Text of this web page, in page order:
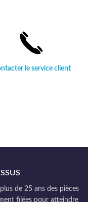
le service client
de 25 ans des pièces
filées pour atteindre